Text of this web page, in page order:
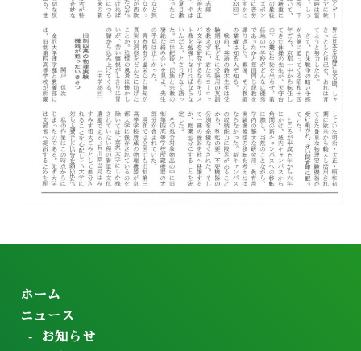
ホーム
ニュース
お知らせ